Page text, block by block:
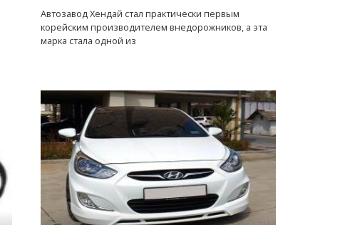
Автозавод Хендай стал практически первым
корейским производителем внедорожников, а эта
марка стала одной из